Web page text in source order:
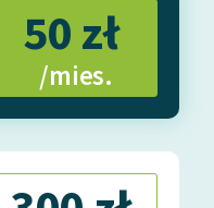
50 zł
/mies.